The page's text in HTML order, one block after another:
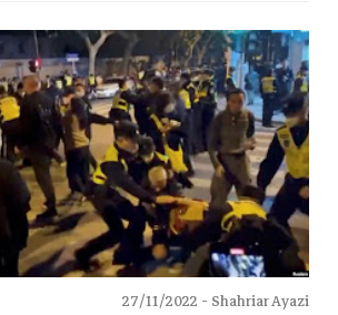
Shahriar Ayazi -
27/11/2022